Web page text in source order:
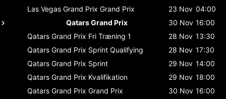
Las Vegas Grand Prix Grand Prix 23 Nov 04:00
Qatars Grand Prix
30 Nov 16:00
Qatars Grand Prix Fri Træning 1 28 Nov 13:30
Qatars Grand Prix Sprint Qualifying 28 Nov 17:30
Qatars Grand Prix Sprint 29 Nov 14:00
Qatars Grand Prix Kvalifikation 29 Nov 18:00
Qatars Grand Prix Grand Prix 30 Nov 16:00